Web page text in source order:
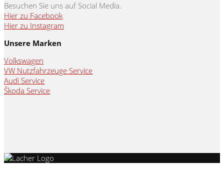
Besuchen Sie uns auf Social Media.
Hier zu Facebook
Hier zu Instagram
Unsere Marken
Volkswagen
VW Nutzfahrzeuge Service
Audi Service
Škoda Service